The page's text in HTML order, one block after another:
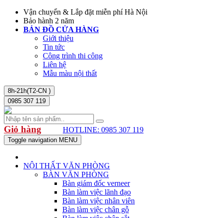
Vận chuyển & Lắp đặt miễn phí Hà Nội
Bảo hành 2 năm
BẢN ĐỒ CỬA HÀNG
Giới thiệu
Tin tức
Công trình thi công
Liên hệ
Mẫu màu nội thất
8h-21h(T2-CN )
0985 307 119
Giỏ hàng HOTLINE: 0985 307 119
Toggle navigation MENU
NỘI THẤT VĂN PHÒNG
BÀN VĂN PHÒNG
Bàn giám đốc verneer
Bàn làm việc lãnh đạo
Bàn làm việc nhân viên
Bàn làm việc chân gỗ